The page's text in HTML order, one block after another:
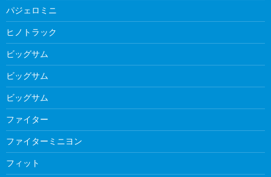
パジェロミニ
ヒノトラック
ビッグサム
ビッグサム
ビッグサム
ファイター
ファイターミニヨン
フィット